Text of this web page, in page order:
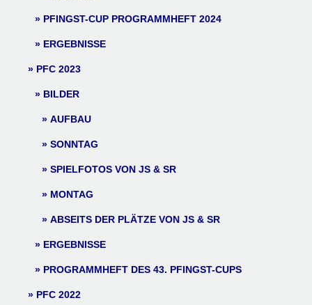
PFINGST-CUP PROGRAMMHEFT 2024
ERGEBNISSE
PFC 2023
BILDER
AUFBAU
SONNTAG
SPIELFOTOS VON JS & SR
MONTAG
ABSEITS DER PLÄTZE VON JS & SR
ERGEBNISSE
PROGRAMMHEFT DES 43. PFINGST-CUPS
PFC 2022